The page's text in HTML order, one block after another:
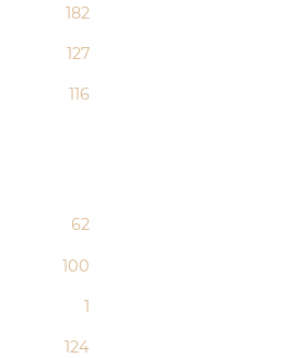
182
127
116
62
100
1
124